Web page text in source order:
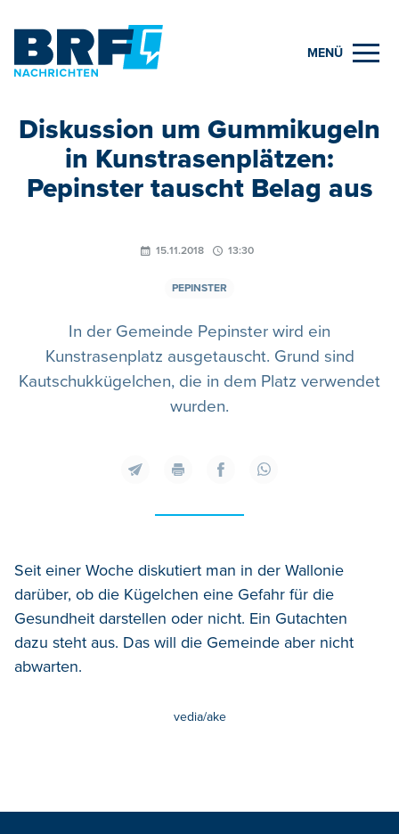
MENÜ
Diskussion um Gummikugeln
in Kunstrasenplätzen:
Pepinster tauscht Belag aus
15.11.2018 13:30
PEPINSTER
In der Gemeinde Pepinster wird ein
Kunstrasenplatz ausgetauscht. Grund sind
Kautschukkügelchen, die in dem Platz verwendet
wurden.
Seit einer Woche diskutiert man in der Wallonie
darüber, ob die Kügelchen eine Gefahr für die
Gesundheit darstellen oder nicht. Ein Gutachten
dazu steht aus. Das will die Gemeinde aber nicht
abwarten.
vedia/ake